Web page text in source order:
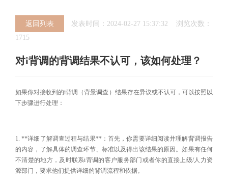
返回列表
发表时间：2024-02-27 15:37:32 浏览次数：
1715
对i背调的背调结果不认可，该如何处理？
如果你对接收到的i背调（背景调查）结果存在异议或不认可，可以按照以
下步骤进行处理：
1. **详细了解调查过程与结果**：首先，你需要详细阅读并理解背调报告
的内容，了解具体的调查环节、标准以及得出该结果的原因。如果有任何
不清楚的地方，及时联系i背调的客户服务部门或者你的直接上级/人力资
源部门，要求他们提供详细的背调流程和依据。